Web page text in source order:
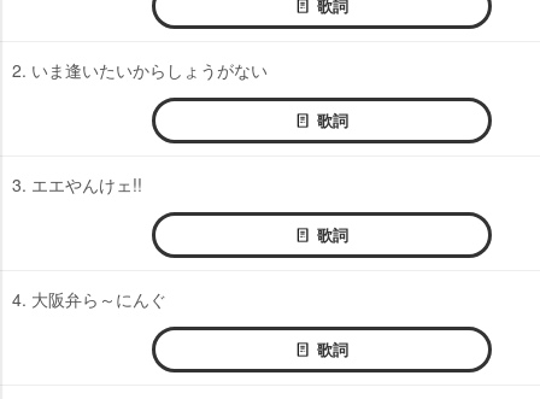
歌詞
2. いま逢いたいからしょうがない
歌詞
3. エエやんけェ!!
歌詞
4. 大阪弁ら～にんぐ
歌詞